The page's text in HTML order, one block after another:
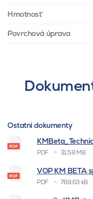
Hmotnosť
Povrchová úprava
Ostatní dokumenty
PDF 31.58 MB
VOP KM BETA
PDF 769.63 kB